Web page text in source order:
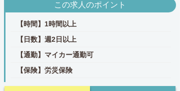
この求人のポイント
【時間】1時間以上
【日数】週2日以上
【通勤】マイカー通勤可
【保険】労災保険